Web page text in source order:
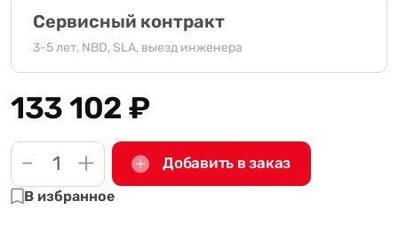
Сервисный контракт
3-5 лет, NBD, SLA, выезд инженера
133 102₽
- + Добавить в заказ
В избранное